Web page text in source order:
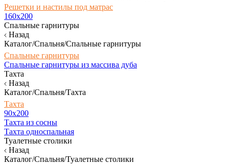
Решетки и настилы под матрас
160х200
Спальные гарнитуры
Назад
Каталог/Спальня/Спальные гарнитуры
Спальные гарнитуры
Спальные гарнитуры из массива дуба
Тахта
Назад
Каталог/Спальня/Тахта
Тахта
90х200
Тахта из сосны
Тахта односпальная
Туалетные столики
Назад
Каталог/Спальня/Туалетные столики